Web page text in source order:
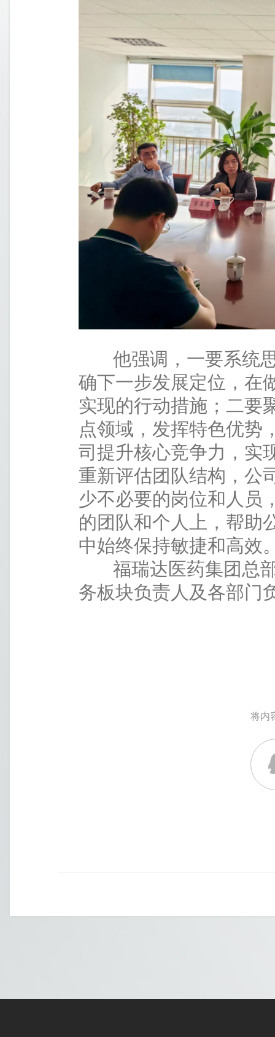
他强调，一要系统思
确下一步发展定位，在
实现的行动措施；二要
点领域，发挥特色优势
司提升核心竞争力，实
重新评估团队结构，公
少不必要的岗位和人员
的团队和个人上，帮助
中始终保持敏捷和高效
福瑞达医药集团总部
务板块负责人及各部门
将内